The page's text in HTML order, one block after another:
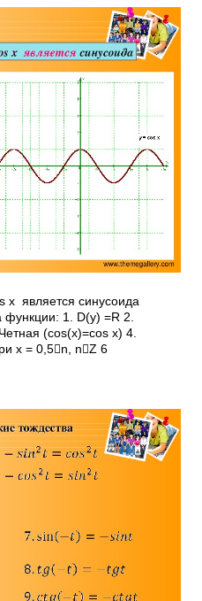
x является синусоида
функции: 1. D(y) =R 2.
(cos(­x)=cos x) 4.
х = 0,5n, nZ 6